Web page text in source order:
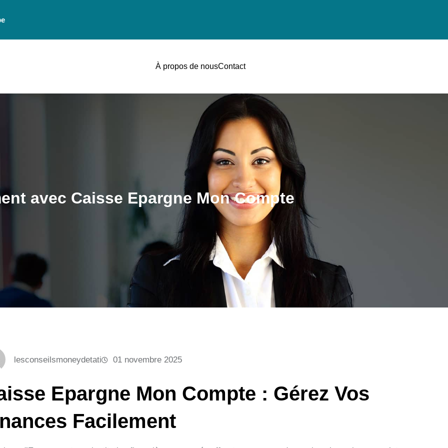
À propos de nousContact
avec Caisse Epargne Mon Compte
lesconseilsmoneydetati 01 novembre 2025
Epargne Mon Compte : Gérez Vos
Facilement